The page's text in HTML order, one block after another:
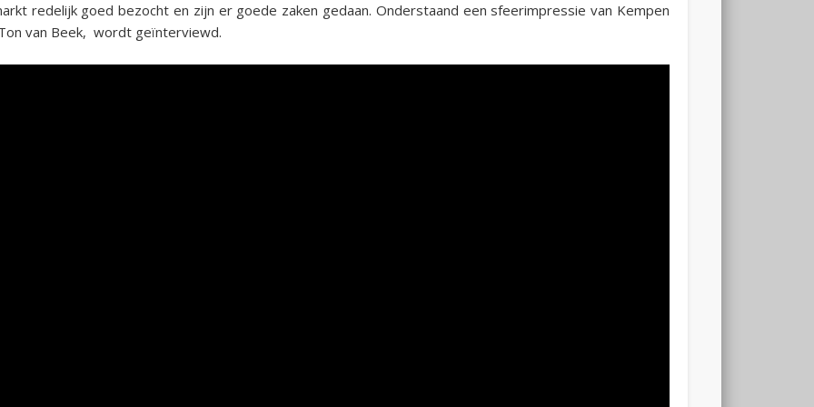
redelijk goed bezocht en zijn er goede zaken gedaan. Onderstaand een sfeerimpressie van Kempen
van Beek, wordt geïnterviewd.